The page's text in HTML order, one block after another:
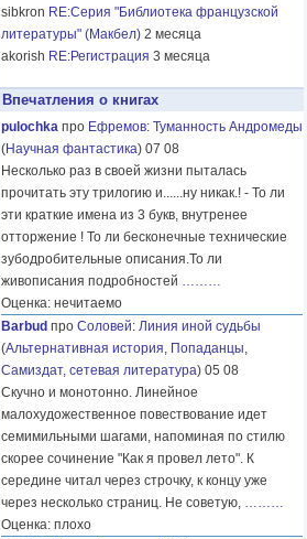
sibkron RE:Серия "Библиотека французской
литературы" (Макбел) 2 месяца
akorish RE:Регистрация 3 месяца
Впечатления о книгах
pulochka про Ефремов: Туманность Андромеды
(Научная фантастика) 07 08
Несколько раз в своей жизни пыталась
прочитать эту трилогию и......ну никак.! - То ли
эти краткие имена из 3 букв, внутренее
отторжение ! То ли бесконечные технические
зубодробительные описания.То ли
живописания подробностей ………
Оценка: нечитаемо
Barbud про Соловей: Линия иной судьбы
(Альтернативная история, Попаданцы,
Самиздат, сетевая литература) 05 08
Скучно и монотонно. Линейное
малохудожественное повествование идет
семимильными шагами, напоминая по стилю
скорее сочинение "Как я провел лето". К
середине читал через строчку, к концу уже
через несколько страниц. Не советую, ………
Оценка: плохо